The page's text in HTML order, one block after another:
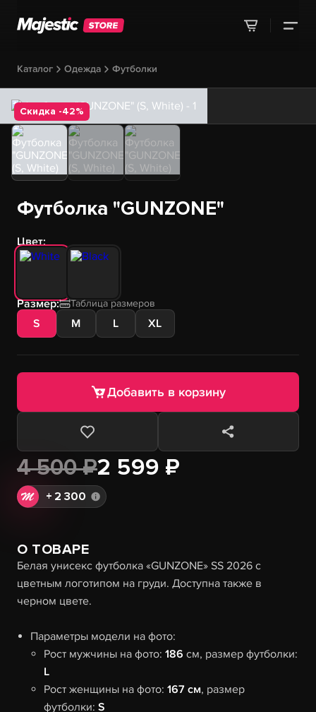
Каталог Одежда Футболки
Скидка -42%
Футболка "GUNZONE"
Цвет:
Размер: Таблица размеров
S M L XL
4 500 ₽2 599 ₽
+ 2 300
Добавить в корзину
О ТОВАРЕ
Белая унисекс футболка «GUNZONE» SS 2026 с
цветным логотипом на груди. Доступна также в
черном цвете.
Параметры модели на фото:
Рост мужчины на фото:186 см, размер футболки:
L
Рост женщины на фото:167 см, размер
футболки:S